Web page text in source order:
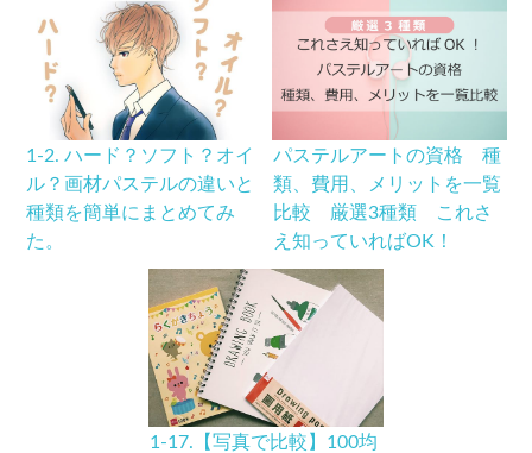
1-2. ハード？ソフト？オイ
ル？画材パステルの違いと
種類を簡単にまとめてみ
た。
パステルアートの資格 種
類、費用、メリットを一覧
比較 厳選3種類 これさ
え知っていればOK！
1-17.【写真で比較】100均